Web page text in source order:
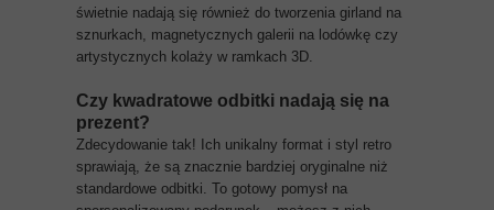
świetnie nadają się również do tworzenia girland na
sznurkach, magnetycznych galerii na lodówkę czy
artystycznych kolaży w ramkach 3D.
Czy kwadratowe odbitki nadają się na
prezent?
Zdecydowanie tak! Ich unikalny format i styl retro
sprawiają, że są znacznie bardziej oryginalne niż
standardowe odbitki. To gotowy pomysł na